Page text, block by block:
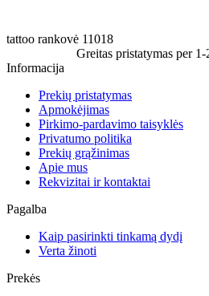
tattoo rankovė 11018
Greitas pristatymas per
Informacija
Prekių pristatymas
Apmokėjimas
Pirkimo-pardavimo taisyklės
Privatumo politika
Prekių grąžinimas
Apie mus
Rekvizitai ir kontaktai
Pagalba
Kaip pasirinkti tinkamą dydį
Verta žinoti
Prekės